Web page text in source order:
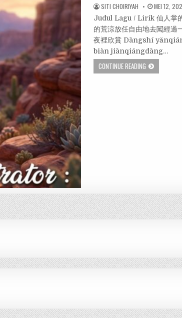
SITI CHOIRIYAH MEI 12,
Judul Lagu / Lirik 仙人掌
的荒涼放任自由地去闖經過
夜裡欣賞 Dāngshí
biàn jiānqiángdāng…
CONTINUE READING